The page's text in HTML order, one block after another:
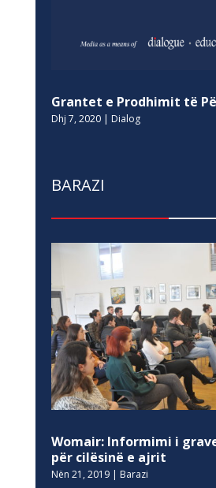
Grantet e Prodhimit të
Dhj 7, 2020| Dialog
BARAZI
Womair: Informimi i
për cilësinë e ajrit
Nën 21, 2019| Barazi